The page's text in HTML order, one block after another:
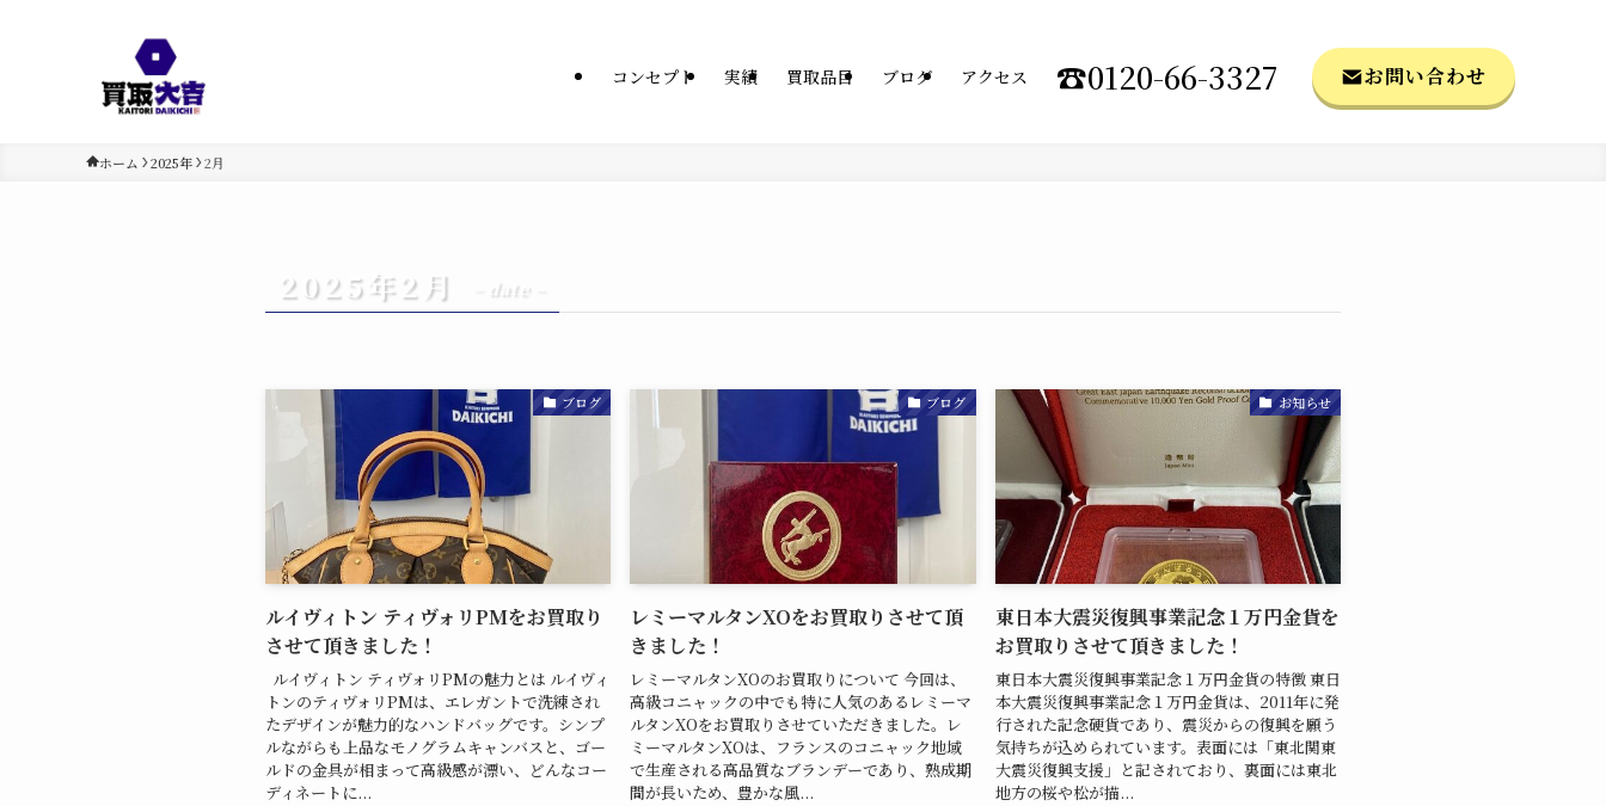
コンセプト 実績 買取品目 ブログ アクセス ☎0120-66-3327 お問い合わせ
ホーム 2025年 2月
2025年2月 – date –
ブログ
ルイヴィトン ティヴォリPMをお買取り
させて頂きました！
ルイヴィトン ティヴォリPMの魅力とは ルイヴィ
トンのティヴォリPMは、エレガントで洗練され
たデザインが魅力的なハンドバッグです。シンプ
ルながらも上品なモノグラムキャンバスと、ゴー
ルドの金具が相まって高級感が漂い、どんなコー
ディネートに...
ブログ
レミーマルタンXOをお買取りさせて頂
きました！
レミーマルタンXOのお買取りについて 今回は、
高級コニャックの中でも特に人気のあるレミーマ
ルタンXOをお買取りさせていただきました。レ
ミーマルタンXOは、フランスのコニャック地域
で生産される高品質なブランデーであり、熟成期
間が長いため、豊かな風...
お知らせ
東日本大震災復興事業記念１万円金貨を
お買取りさせて頂きました！
東日本大震災復興事業記念１万円金貨の特徴 東日
本大震災復興事業記念１万円金貨は、2011年に発
行された記念硬貨であり、震災からの復興を願う
気持ちが込められています。表面には「東北関東
大震災復興支援」と記されており、裏面には東北
地方の桜や松が描...